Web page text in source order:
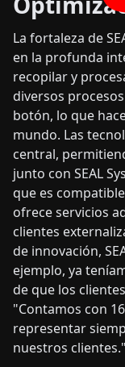
La fortaleza de
en la profunda
recopilar y
diversos
botón, lo que
mundo. Las
central,
junto con SEAL
que es
ofrece servicios
clientes
de innovación,
ejemplo, ya
de que los
"Contamos con
representar
nuestros clientes."